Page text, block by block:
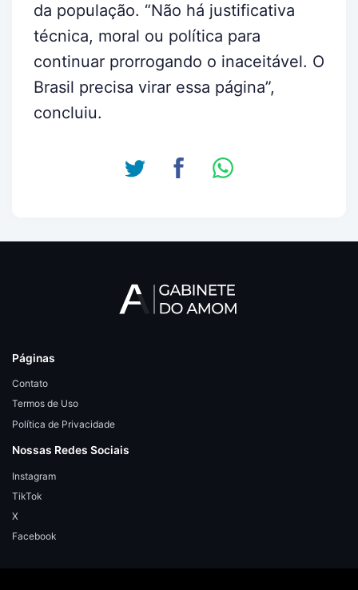
da população. “Não há justificativa
técnica, moral ou política para
continuar prorrogando o inaceitável. O
Brasil precisa virar essa página”,
concluiu.
Páginas
Contato
Termos de Uso
Política de Privacidade
Nossas Redes Sociais
Instagram
TikTok
X
Facebook